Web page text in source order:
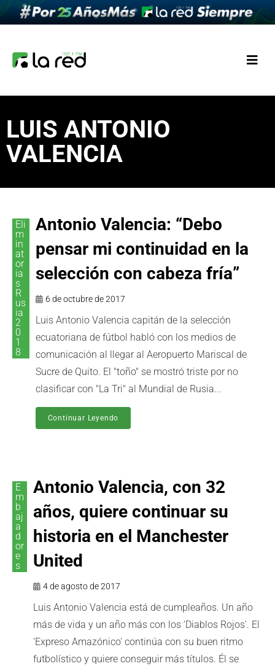
LUIS ANTONIO
VALENCIA
Eli
m
in
at
or
ia
s
R
us
ia
2
0
1
8
Antonio Valencia: “Debo
pensar mi continuidad en la
selección con cabeza fría”
6 de octubre de 2017
Luis Antonio Valencia capitán de la selección
ecuatoriana de fútbol habló con los medios de
comunicación al llegar al Aeropuerto Mariscal de
Sucre de Quito. El "toño" se mostró triste por no
clasificar con "La Tri" al Mundial de Rusia...
Continuar Leyendo
E
m
b
aj
a
d
or
e
s
Antonio Valencia, con 32
años, quiere continuar su
historia en el Manchester
United
4 de agosto de 2017
Luis Antonio Valencia está de cumpleaños. Un año
más de vida y un año más con los 'Diablos Rojos'. El
'Expreso Amazónico' continúa con su buen ritmo
futbolístico y quiere conseguir más títulos. Él se